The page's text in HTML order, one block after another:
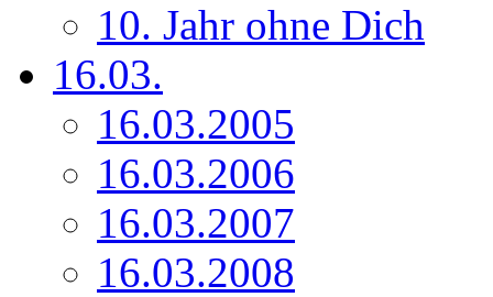
10. Jahr ohne Dich
16.03.
16.03.2005
16.03.2006
16.03.2007
16.03.2008